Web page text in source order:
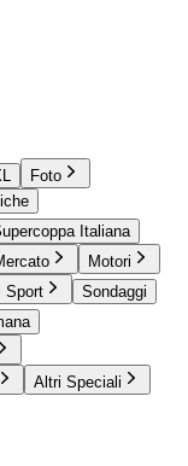
Foto
Italiana
Motori
Sport
Sondaggi
Altri Speciali